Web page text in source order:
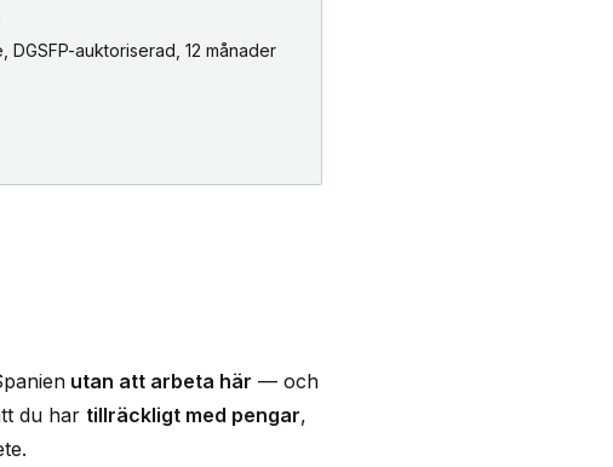
auktoriserad, 12 månader
utan att arbeta här — och
du har tillräckligt med pengar,